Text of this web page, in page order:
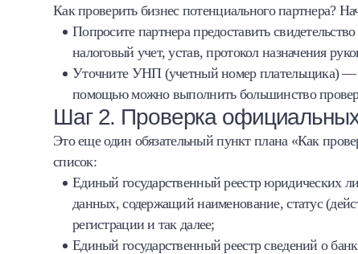
Как проверить бизнес потенциального партнера?
Попросите партнера предоставить
налоговый учет, устав, протокол назначения
Уточните УНП (учетный номер плательщика) —
помощью можно выполнить большинство
Шаг 2. Проверка
Это еще один обязательный пункт плана «Как
список:
Единый государственный реестр
данных, содержащий наименование, статус
регистрации и так далее;
Единый государственный реестр сведений о